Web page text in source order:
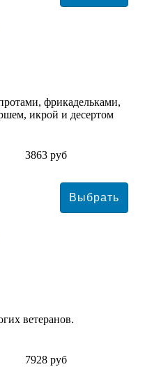
фрикадельками,
икрой и десертом
3863 руб
ветеранов.
7928 руб